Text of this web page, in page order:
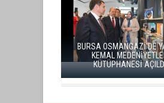
BURSA OSMANGAZİ'DE YAŞAR
KEMAL MEDENİYETLER
KÜTÜPHANESİ AÇILDI